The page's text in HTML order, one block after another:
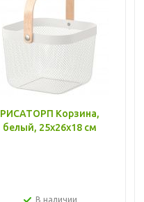
РИСАТОРП Корзина,
белый, 25x26x18 см
В наличии